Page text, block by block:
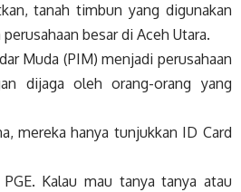
tanah timbun yang digunakan
besar di Aceh Utara.
Muda (PIM) menjadi perusahaan
dijaga oleh orang-orang yang
mereka hanya tunjukkan ID Card
Kalau mau tanya tanya atau